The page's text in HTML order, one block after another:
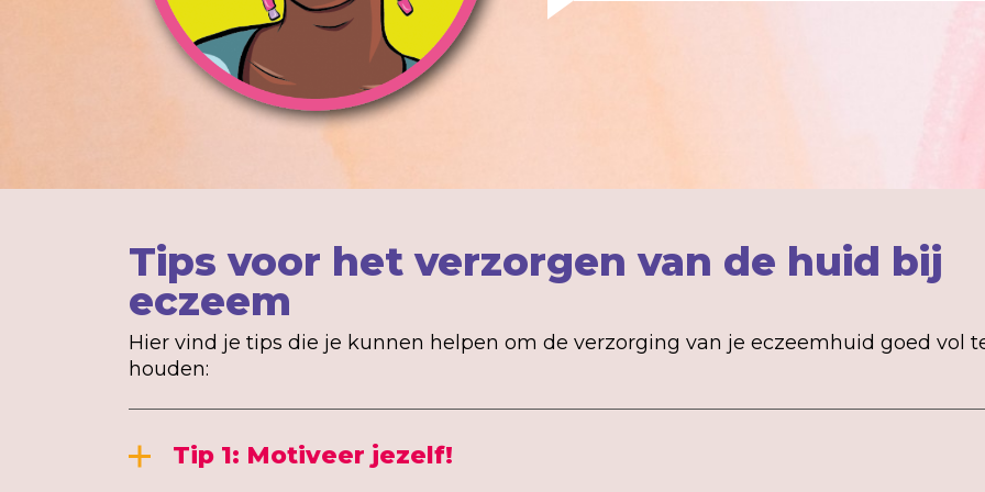
Tips voor het verzorgen van de huid bij
eczeem
Hier vind je tips die je kunnen helpen om de verzorging van je eczeemhuid goed vol
houden:
Tip 1: Motiveer jezelf!